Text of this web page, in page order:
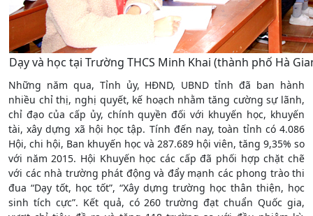
Dạy và học tại Trường THCS Minh Khai (thành phố Hà
Những năm qua, Tỉnh ủy, HĐND, UBND tỉnh đã ban hành
nhiều chỉ thị, nghị quyết, kế hoạch nhằm tăng cường sự lãnh,
chỉ đạo của cấp ủy, chính quyền đối với khuyến học, khuyến
tài, xây dựng xã hội học tập. Tính đến nay, toàn tỉnh có 4.086
Hội, chi hội, Ban khuyến học và 287.689 hội viên, tăng 9,35% so
với năm 2015. Hội Khuyến học các cấp đã phối hợp chặt chẽ
với các nhà trường phát động và đẩy mạnh các phong trào thi
đua “Dạy tốt, học tốt”, “Xây dựng trường học thân thiện, học
sinh tích cực”. Kết quả, có 260 trường đạt chuẩn Quốc gia,